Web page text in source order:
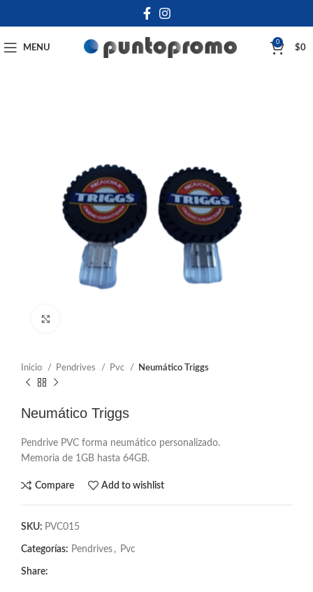
MENU
0
$0
Inicio Pendrives Pvc Neumático Triggs
Neumático Triggs
Pendrive PVC forma neumático personalizado.
Memoria de 1GB hasta 64GB.
Compare Add to wishlist
SKU: PVC015
Categorías: Pendrives , Pvc
Share: